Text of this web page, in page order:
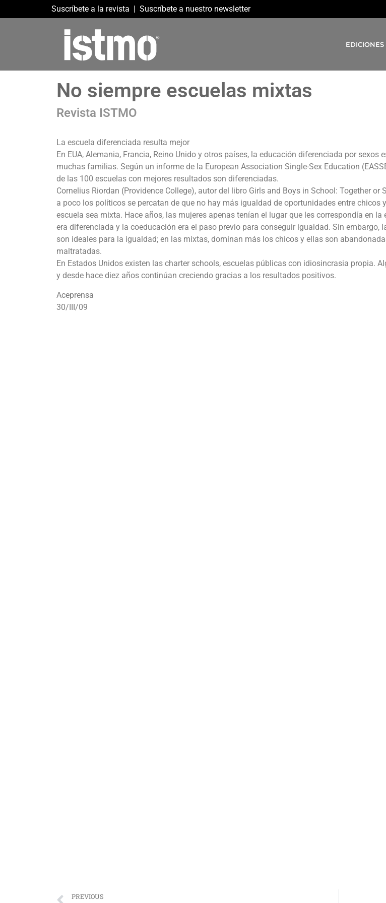
Suscríbete a la revista | Suscríbete a nuestro newsletter
EDICIONES
No siempre escuelas mixtas
Revista ISTMO
La escuela diferenciada resulta mejor
En EUA, Alemania, Francia, Reino Unido y otros países, la educación diferenciada por sexos
muchas familias. Según un informe de la European Association Single-Sex Education
de las 100 escuelas con mejores resultados son diferenciadas.
Cornelius Riordan (Providence College), autor del libro Girls and Boys in School: Together or
a poco los políticos se percatan de que no hay más igualdad de oportunidades entre chicos
escuela sea mixta. Hace años, las mujeres apenas tenían el lugar que les correspondía en la
era diferenciada y la coeducación era el paso previo para conseguir igualdad. Sin embargo,
son ideales para la igualdad; en las mixtas, dominan más los chicos y ellas son
maltratadas.
En Estados Unidos existen las charter schools, escuelas públicas con idiosincrasia propia.
y desde hace diez años continúan creciendo gracias a los resultados positivos.
Aceprensa
30/III/09
PREVIOUS